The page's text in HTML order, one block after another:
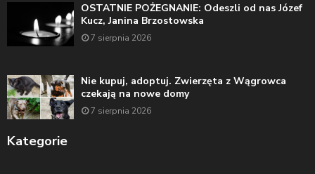
OSTATNIE POŻEGNANIE: Odeszli od nas Józef
Kucz, Janina Brzostowska
7 sierpnia 2026
Nie kupuj, adoptuj. Zwierzęta z Wągrowca
czekają na nowe domy
7 sierpnia 2026
Kategorie